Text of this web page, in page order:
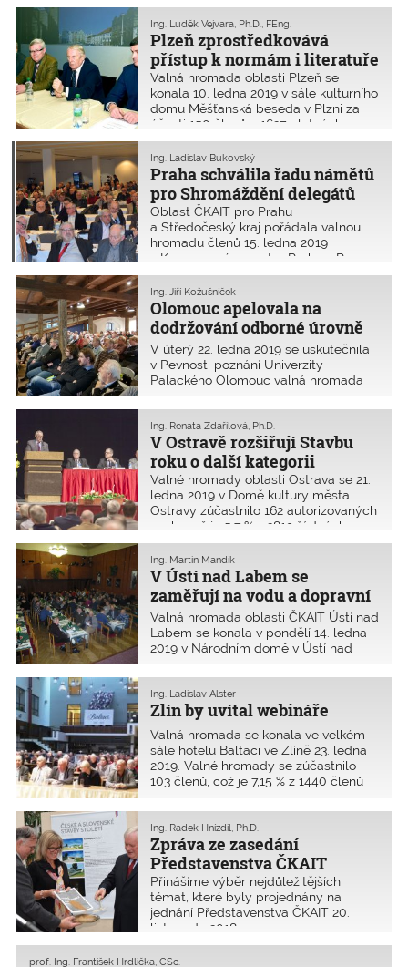
104, což je 10,06 %.
Plzeň zprostředkovává
přístup k normám i literatuře
Ing. Luděk Vejvara, Ph.D., FEng.
Valná hromada oblasti Plzeň se
konala 10. ledna 2019 v sále kulturního
domu Měšťanská beseda v Plzni za
účasti 150 členů z 1627 platných
autorizovaných osob, což je 9,21 %.
Praha schválila řadu námětů
pro Shromáždění delegátů
Ing. Ladislav Bukovský
Oblast ČKAIT pro Prahu
a Středočeský kraj pořádala valnou
hromadu členů 15. ledna 2019
v Kongresovém centru Praha v Praze-
Nuslích za účasti 283 členů
z celkového počtu 9974
autorizovaných osob (2,92 %).
Olomouc apelovala na
dodržování odborné úrovně
projektů
Ing. Jiří Kožušníček
V úterý 22. ledna 2019 se uskutečnila
v Pevnosti poznání Univerzity
Palackého Olomouc valná hromada
122 autorizovaných osob z 1524 členů,
tj. 8 %.
V Ostravě rozšiřují Stavbu
roku o další kategorii
Ing. Renata Zdařilová, Ph.D.
Valné hromady oblasti Ostrava se 21.
ledna 2019 v Domě kultury města
Ostravy zúčastnilo 162 autorizovaných
osob, což je 5,7 % z 2819 řádných
členů oblasti.
V Ústí nad Labem se
zaměřují na vodu a dopravní
stavitelství
Ing. Martin Mandík
Valná hromada oblasti ČKAIT Ústí nad
Labem se konala v pondělí 14. ledna
2019 v Národním domě v Ústí nad
1774 autorizovaných osob, což je 5,4 %.
Zlín by uvítal webináře
Ing. Ladislav Alster
Valná hromada se konala ve velkém
sále hotelu Baltaci ve Zlíně 23. ledna
2019. Valné hromady se zúčastnilo
103 členů, což je 7,15 % z 1440 členů
Zpráva ze zasedání
Představenstva ČKAIT
Ing. Radek Hnízdil, Ph.D.
Přinášíme výběr nejdůležitějších
témat, které byly projednány na
jednání Představenstva ČKAIT 20.
listopadu 2018.
prof. Ing. František Hrdlička, CSc.